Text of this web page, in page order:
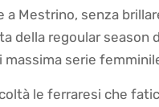
a Mestrino, senza
della regoular season
massima serie
le ferraresi che